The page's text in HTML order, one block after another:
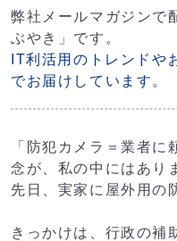
弊社メールマガジンで
ぶやき」です。
IT利活用のトレンドや
でお届けしています。
「防犯カメラ＝業者
念が、私の中にはあり
先日、実家に屋外用の
きっかけは、行政の補